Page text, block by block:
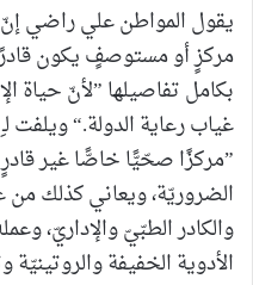
يقول المواطن علي راضي
مركزٍ أو مستوصفٍ يكون
بكامل تفاصيلها ”لأنّ
غياب رعاية الدولة.“ ويلفت
”مركزًا صحّيًّا خاصًّا غير
الضروريّة، ويعاني كذلك من
والكادر الطبّيّ والإداريّ،
الأدوية الخفيفة